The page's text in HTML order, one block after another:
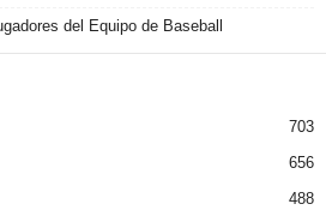
del Equipo de Baseball
703
656
488